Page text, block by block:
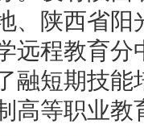
、陕西省
远程教育
融短期技能
高等职业教